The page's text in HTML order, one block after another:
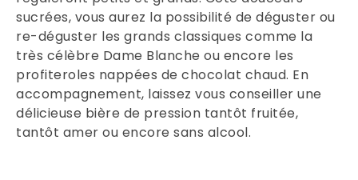
sucrées, vous aurez la possibilité de déguster ou
re-déguster les grands classiques comme la
très célèbre Dame Blanche ou encore les
profiteroles nappées de chocolat chaud. En
accompagnement, laissez vous conseiller une
délicieuse bière de pression tantôt fruitée,
tantôt amer ou encore sans alcool.